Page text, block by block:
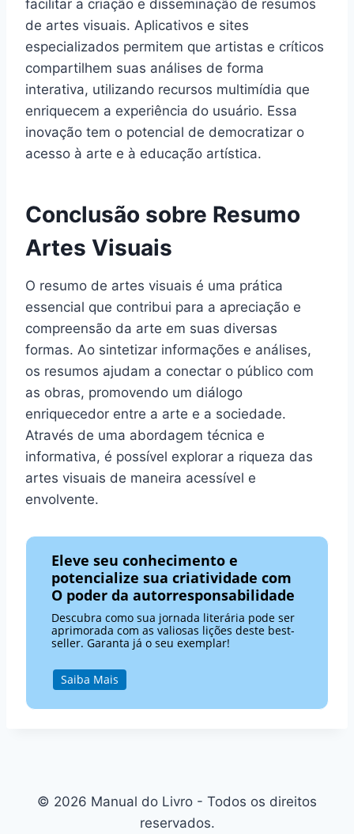
facilitar a criação e disseminação de resumos
de artes visuais. Aplicativos e sites
especializados permitem que artistas e críticos
compartilhem suas análises de forma
interativa, utilizando recursos multimídia que
enriquecem a experiência do usuário. Essa
inovação tem o potencial de democratizar o
acesso à arte e à educação artística.
Conclusão sobre Resumo
Artes Visuais
O resumo de artes visuais é uma prática
essencial que contribui para a apreciação e
compreensão da arte em suas diversas
formas. Ao sintetizar informações e análises,
os resumos ajudam a conectar o público com
as obras, promovendo um diálogo
enriquecedor entre a arte e a sociedade.
Através de uma abordagem técnica e
informativa, é possível explorar a riqueza das
artes visuais de maneira acessível e
envolvente.
Eleve seu conhecimento e
potencialize sua criatividade com
O poder da autorresponsabilidade
Descubra como sua jornada literária pode ser
aprimorada com as valiosas lições deste best-
seller. Garanta já o seu exemplar!
Saiba Mais
© 2026 Manual do Livro - Todos os direitos
reservados.